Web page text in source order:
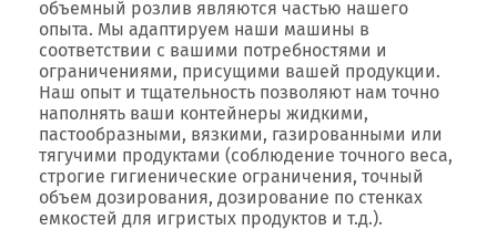
объемный розлив являются частью нашего
опыта. Мы адаптируем наши машины в
соответствии с вашими потребностями и
ограничениями, присущими вашей продукции.
Наш опыт и тщательность позволяют нам точно
наполнять ваши контейнеры жидкими,
пастообразными, вязкими, газированными или
тягучими продуктами (соблюдение точного веса,
строгие гигиенические ограничения, точный
объем дозирования, дозирование по стенках
емкостей для игристых продуктов и т.д.).